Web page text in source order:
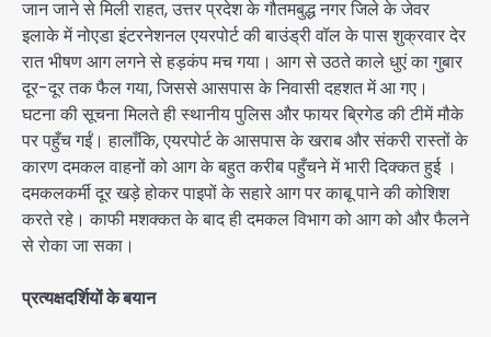
जान जाने से मिली राहत, उत्तर प्रदेश के गौतमबुद्ध नगर जिले के जेवर
इलाके में नोएडा इंटरनेशनल एयरपोर्ट की बाउंड्री वॉल के पास शुक्रवार देर
रात भीषण आग लगने से हड़कंप मच गया। आग से उठते काले धुएं का गुबार
दूर-दूर तक फैल गया, जिससे आसपास के निवासी दहशत में आ गए।
घटना की सूचना मिलते ही स्थानीय पुलिस और फायर ब्रिगेड की टीमें मौके
पर पहुँच गईं। हालाँकि, एयरपोर्ट के आसपास के खराब और संकरी रास्तों के
कारण दमकल वाहनों को आग के बहुत करीब पहुँचने में भारी दिक्कत हुई ।
दमकलकर्मी दूर खड़े होकर पाइपों के सहारे आग पर काबू पाने की कोशिश
करते रहे। काफी मशक्कत के बाद ही दमकल विभाग को आग को और फैलने
से रोका जा सका।
प्रत्यक्षदर्शियों के बयान